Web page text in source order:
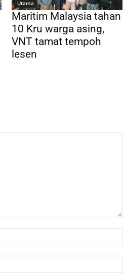
Utama
Maritim Malaysia tahan
10 Kru warga asing,
VNT tamat tempoh
lesen